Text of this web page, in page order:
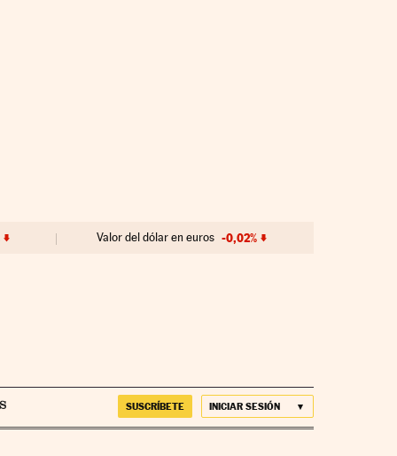
Valor del dólar en euros -0,02%
SUSCRÍBETE INICIAR SESIÓN